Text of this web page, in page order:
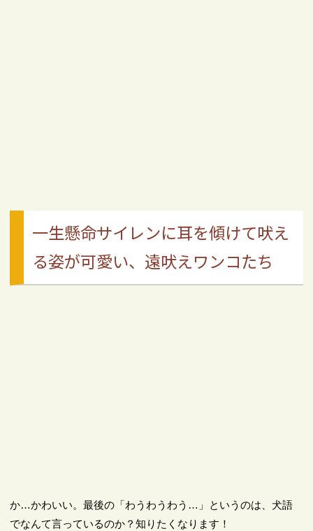
一生懸命サイレンに耳を傾けて吠え
る姿が可愛い、遠吠えワンコたち
か…かわいい。最後の「わうわうわう…」というのは、犬語
でなんて言っているのか？知りたくなります！